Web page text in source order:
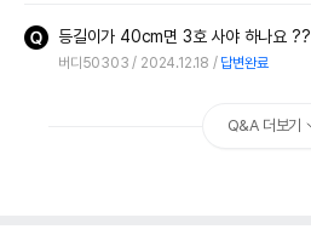
등길이가 40cm면 3호 사야 하나요 ??
버디50303 2024.12.18 답변완료
Q&A 더보기